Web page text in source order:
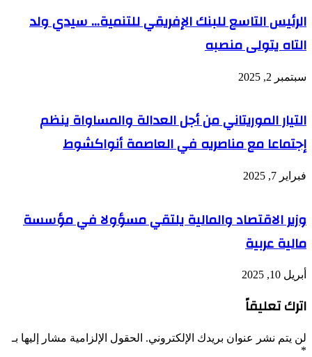
الرئيس التاسع للبنك الإفريقي للتنمية… سيدي ولد
التاه يتولى منصبه
سبتمبر 2, 2025
التيار الموريتاني من أجل العدالة والمساواة ينظم
إجتماعا مع مناصريه في العاصمة أنواكشوط
فبراير 7, 2025
وزير الاقتصاد والمالية يلتقي مسؤولا في مؤسسة
مالية عربية
أبريل 10, 2025
اترك تعليقاً
لن يتم نشر عنوان بريدك الإلكتروني. الحقول الإلزامية مشار إليها بـ
*